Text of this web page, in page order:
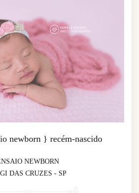
newborn } recém-nascido
NEWBORN
DAS CRUZES - SP